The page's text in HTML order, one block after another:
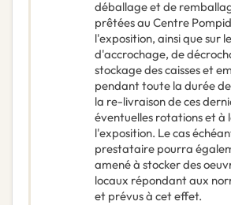
déballage et de
prêtées au Centre
l'exposition, ainsi que sur
d'accrochage, de
stockage des caisses et
pendant toute la durée
la re-livraison de ces
éventuelles rotations et à
l'exposition. Le cas
prestataire pourra
amené à stocker des
locaux répondant aux
et prévus à cet effet.